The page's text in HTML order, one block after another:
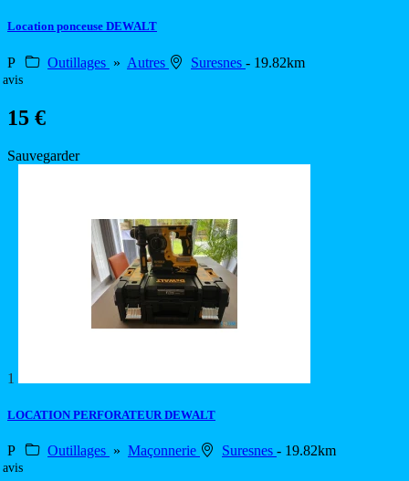
Location ponceuse DEWALT
P Outillages » Autres Suresnes - 19.82km
avis
15 €
Sauvegarder
1
LOCATION PERFORATEUR DEWALT
P Outillages » Maçonnerie Suresnes - 19.82km
avis